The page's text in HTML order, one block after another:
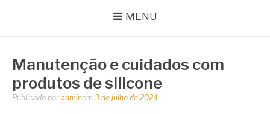
MENU
Manutenção e cuidados com
produtos de silicone
Publicado por adminem 3 de julho de 2024